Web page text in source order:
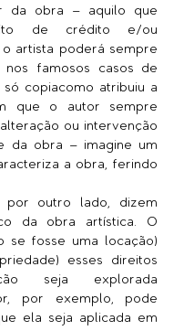
da obra – aquilo que
de crédito e/ou
artista poderá sempre
famosos casos de
copiacomo atribuiu a
que o autor sempre
ou intervenção
da obra – imagine um
a obra, ferindo
por outro lado, dizem
da obra artística. O
se fosse uma locação)
esses direitos
seja explorada
por exemplo, pode
ela seja aplicada em